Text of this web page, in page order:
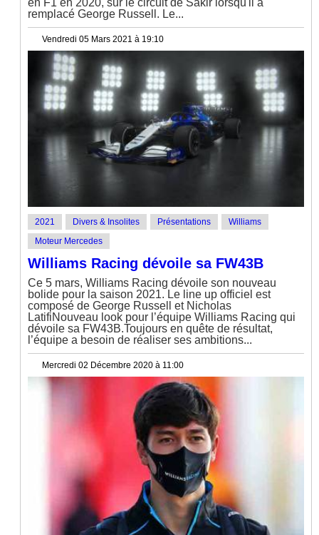
en F1 en 2020, sur le circuit de Sakir lorsqu'il a
remplacé George Russell. Le...
Vendredi 05 Mars 2021 à 19:10
2021 Divers & Insolites Présentations
Williams
Moteur Mercedes
Williams Racing dévoile sa FW43B
Ce 5 mars, Williams Racing dévoile son nouveau
bolide pour la saison 2021. Le line up officiel est
composé de George Russell et Nicholas
LatifiNouveau look pour l’équipe Williams Racing qui
dévoile sa FW43B.Toujours en quête de résultat,
l’équipe a besoin de réaliser ses ambitions...
Mercredi 02 Décembre 2020 à 11:00